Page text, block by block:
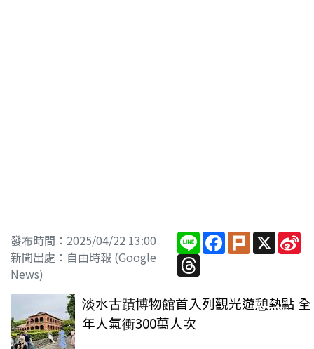
發布時間：2025/04/22 13:00
新聞出處：自由時報 (Google
News)
Line Facebook
PlurkX
Threads
淡水古蹟博物館首入列觀光遊憩熱點 全
年人氣衝300萬人次